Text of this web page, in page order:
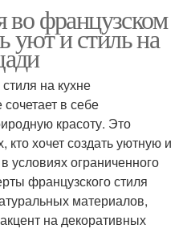
во французском
уют и стиль на
на кухне
в себе
красоту. Это
хочет создать уютную и
условиях ограниченного
французского стиля
материалов,
на декоративных